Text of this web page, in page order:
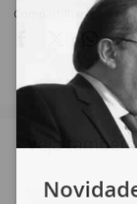
Compartilhar
Veja também